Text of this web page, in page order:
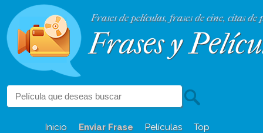
Frases de películas, frases de cine, citas de
Frases y
Inicio Enviar Frase Películas
Top